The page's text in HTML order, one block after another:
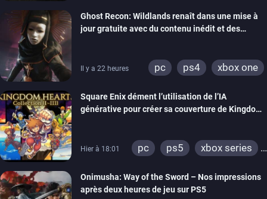
ps4
xbox one
nintendo 64
Ghost Recon: Wildlands renaît dans une mise à
jour gratuite avec du contenu inédit et des
Il y a 22 heures pc ps4 xbox one
Square Enix dément l’utilisation de l’IA
générative pour créer sa couverture de Kingdom
Hier à 18:01 pc ps5
xbox series
Onimusha: Way of the Sword – Nos impressions
après deux heures de jeu sur PS5